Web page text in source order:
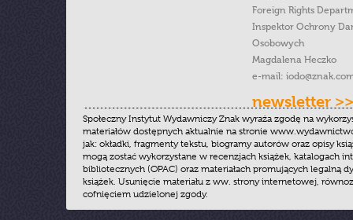
Foreign Rights
Inspektor Ochrony
Osobowych
Magdalena Heczko
e-mail:
newsletter >>
Społeczny Instytut Wydawniczy Znak wyraża zgodę na
materiałów dostępnych aktualnie na stronie
jak: okładki, fragmenty tekstu, biogramy autorów oraz opisy
mogą zostać wykorzystane w recenzjach książek, katalogach
bibliotecznych (OPAC) oraz materiałach promujących legalną
książek. Usunięcie materiału z ww. strony internetowej,
cofnięciem udzielonej zgody.